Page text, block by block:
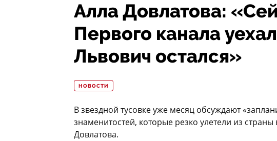
Алла Довлатова:
Первого канала
Львович остался»
НОВОСТИ
В звездной тусовке уже месяц обсуждают
знаменитостей, которые резко улетели из
Довлатова.